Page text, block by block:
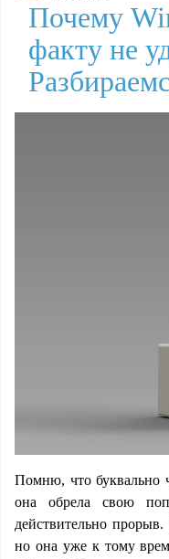
Почему
факту не
Помню, что буквально
она обрела свою
действительно
но она уже к тому